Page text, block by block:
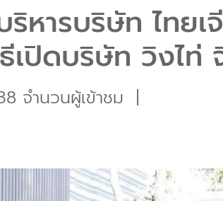
ริหารบริษัท ไทยเ
เปิดบริษัท วิงไท่
จำนวนผู้เข้าชม |